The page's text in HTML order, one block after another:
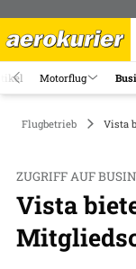
Motorflug
Flugbetrieb Vista
ZUGRIFF AUF
Vista